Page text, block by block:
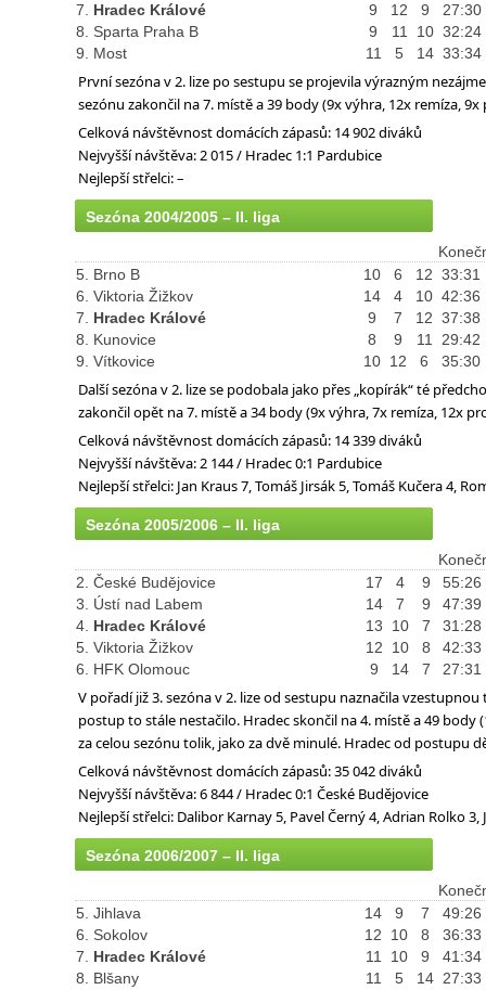
7. Hradec Králové 9 12 9
27:30
8. Sparta Praha B
9 11 10 32:24
9. Most
11 5 14 33:34
První sezóna v 2. lize po sestupu se projevila výrazným
sezónu zakončil na 7. místě a 39 body (9x výhra, 12x remíza,
Celková návštěvnost domácích zápasů: 14 902 diváků
Nejvyšší návštěva: 2 015 / Hradec 1:1 Pardubice
Nejlepší střelci: –
Sezóna 2004/2005 – II. liga
5. Brno B
10 6 12 33:31
6. Viktoria Žižkov
14 4 10 42:36
7. Hradec Králové 9 7 12 37:38
8. Kunovice
8 9 11
29:42
9. Vítkovice
10 12 6 35:30
Další sezóna v 2. lize se podobala jako přes „kopírák“ té
zakončil opět na 7. místě a 34 body (9x výhra, 7x remíza, 12x
Celková návštěvnost domácích zápasů: 14 339 diváků
Nejvyšší návštěva: 2 144 / Hradec 0:1 Pardubice
Nejlepší střelci: Jan Kraus 7, Tomáš Jirsák 5, Tomáš Kučera 4,
Sezóna 2005/2006 – II. liga
2. České Budějovice
17 4 9
55:26
3. Ústí nad Labem
14 7 9
47:39
4. Hradec Králové 13 10 7
31:28
5. Viktoria Žižkov
12 10 8
42:33
6. HFK Olomouc
9 14 7 27:31
V pořadí již 3. sezóna v 2. lize od sestupu naznačila
postup to stále nestačilo. Hradec skončil na 4. místě a 49 body
za celou sezónu tolik, jako za dvě minulé. Hradec od postupu
Celková návštěvnost domácích zápasů: 35 042 diváků
Nejvyšší návštěva: 6 844 / Hradec 0:1 České Budějovice
Nejlepší střelci: Dalibor Karnay 5, Pavel Černý 4, Adrian Rolko
Sezóna 2006/2007 – II. liga
5. Jihlava
14 9 7
49:26
6. Sokolov
12 10 8
36:33
7. Hradec Králové 11 10 9
41:34
8. Blšany
11 5 14 27:33